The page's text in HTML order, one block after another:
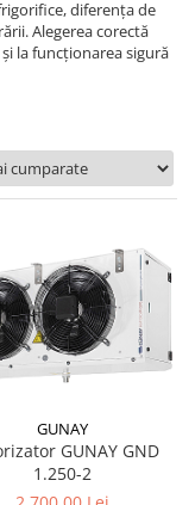
diferența de
Alegerea corectă
la funcționarea sigură
GUNAY
GUNAY GND
1.250-2